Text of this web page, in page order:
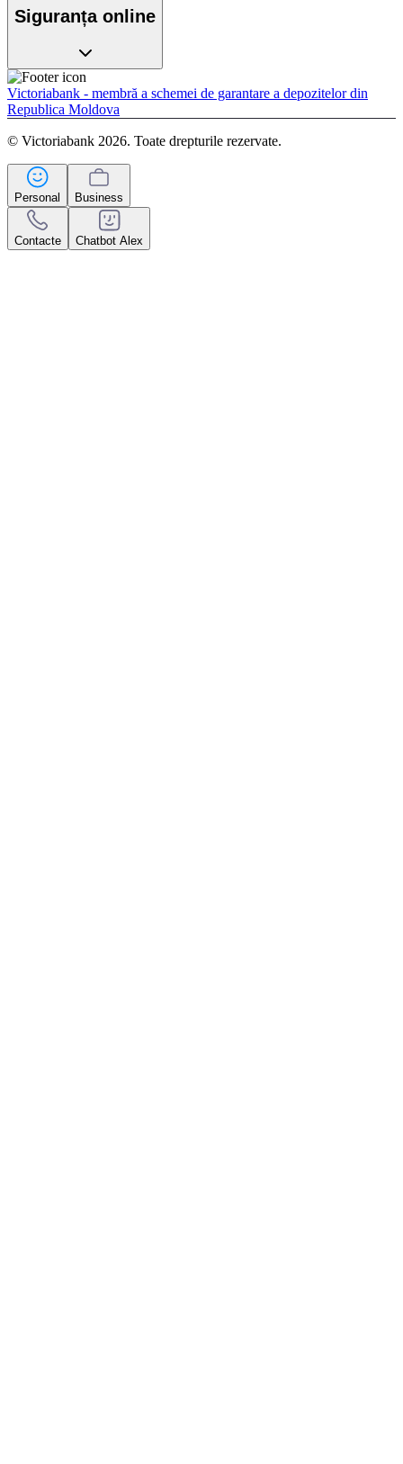
Siguranța online
Victoriabank - membră a schemei de garantare a depozitelor din
Republica Moldova
© Victoriabank 2026. Toate drepturile rezervate.
Personal Business
Contacte Chatbot Alex